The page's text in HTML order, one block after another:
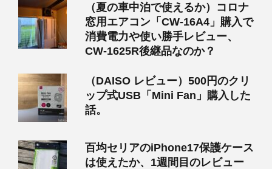
（夏の車中泊で使えるか）コロナ
窓用エアコン「CW-16A4」購入で
消費電力や使い勝手レビュー、
CW-1625R後継品なのか？
（DAISO レビュー）500円のクリ
ップ式USB「Mini Fan」購入した
話。
百均セリアのiPhone17保護ケース
は使えたか、1週間目のレビュー